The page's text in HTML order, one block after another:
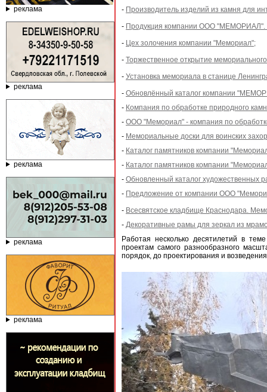
реклама
реклама
реклама
реклама
реклама
- Производитель изделий из камня для
- Продукция компании ООО "МЕМОРИАЛ".
- Цех золочения компании "Мемориал";
- Торжественное открытие
- Установка мемориала в станице
- Обновлённый каталог компании
- Компания по обработке природного
- ООО "Мемориал" - компания по
- Мемориальные доски для воинских
- Каталог памятников компании
- Каталог памятников компании
- Обновленный каталог художественных
- Предложение от компании ООО
- Всесвятское кладбище Краснодара.
- Декоративные рамы для зеркал из
Работая несколько десятилетий в
проектам самого разнообразного
порядок, до проектирования и